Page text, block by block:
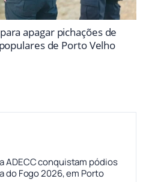
apagar pichações de
de Porto Velho
ADECC conquistam pódios
do Fogo 2026, em Porto